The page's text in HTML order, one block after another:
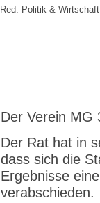
Red. Politik &
Der Verein MG
Der Rat hat in
dass sich die
Ergebnisse
verabschieden.